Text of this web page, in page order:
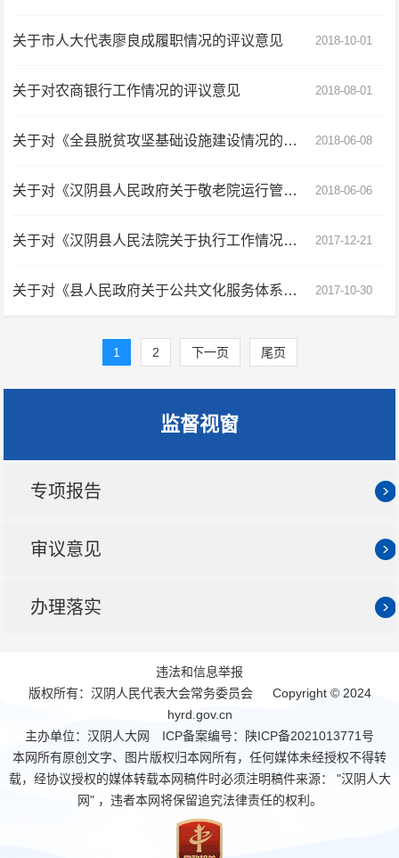
关于市人大代表廖良成履职情况的评议意见 2018-10-01
关于对农商银行工作情况的评议意见 2018-08-01
关于对《全县脱贫攻坚基础设施建设情况的报告》的审议意见 2018-06-08
关于对《汉阴县人民政府关于敬老院运行管理工作情况的报告》的审议意见 2018-06-06
关于对《汉阴县人民法院关于执行工作情况的报告》的审议意见 2017-12-21
关于对《县人民政府关于公共文化服务体系建设工作情况的报告》的审议意见 2017-10-30
1 2 下一页 尾页
监督视窗
专项报告
审议意见
办理落实
违法和信息举报
版权所有：汉阴人民代表大会常务委员会 Copyright © 2024
hyrd.gov.cn
主办单位：汉阴人大网 ICP备案编号：
陕ICP备2021013771号
本网所有原创文字、图片版权归本网所有，任何媒体未经授权不得转
载，经协议授权的媒体转载本网稿件时必须注明稿件来源： "汉阴人大
网" ，违者本网将保留追究法律责任的权利。